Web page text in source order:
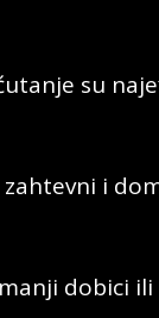
su
zahtevni i
dobici